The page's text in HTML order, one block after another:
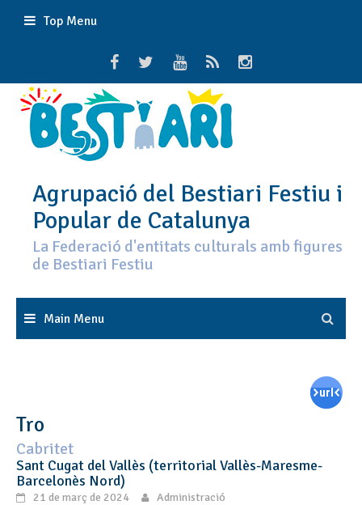
Top Menu
Agrupació del Bestiari Festiu i
Popular de Catalunya
La Federació d'entitats culturals amb figures
de Bestiari Festiu
Main Menu
Tro
Cabritet
Sant Cugat del Vallès (territorial Vallès-Maresme-
Barcelonès Nord)
21 de març de 2024 Administració